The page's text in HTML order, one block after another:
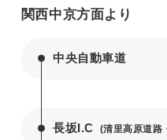
関西中京方面より
中央自動車道
長坂I.C (清里高原道路